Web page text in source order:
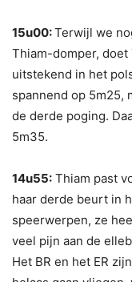
15u00:Terwijl we
Thiam-domper, doet
uitstekend in het
spannend op 5m25,
de derde poging.
5m35.
14u55: Thiam past
haar derde beurt in
speerwerpen, ze
veel pijn aan de
Het BR en het ER zijn